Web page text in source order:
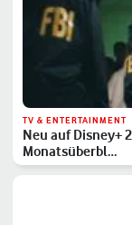
TV & ENTERTAINMENT
Neu auf Disney+
Monatsüberbl…